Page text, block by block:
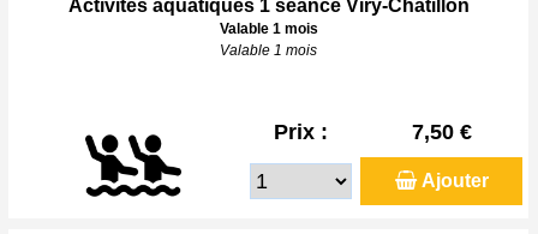
Activités aquatiques 1 séance Viry-Chatillon
Valable 1 mois
Valable 1 mois
Prix : 7,50 €
Ajouter